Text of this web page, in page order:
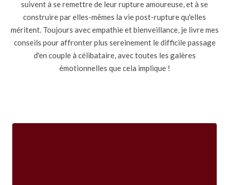
suivent à se remettre de leur rupture amoureuse, et à se
construire par elles-mêmes la vie post-rupture qu'elles
méritent. Toujours avec empathie et bienveillance, je livre mes
conseils pour affronter plus sereinement le difficile passage
d'en couple à célibataire, avec toutes les galères
émotionnelles que cela implique !